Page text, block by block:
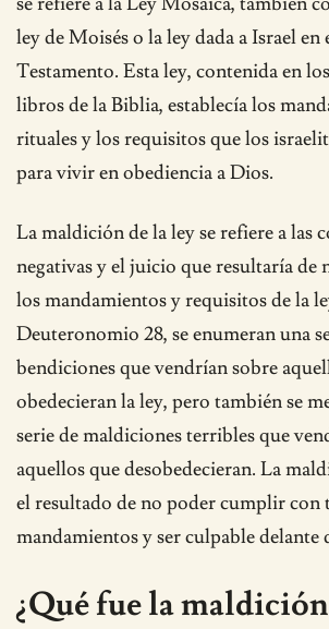
ley de Moisés o la ley dada a Israel
Testamento. Esta ley, contenida en
libros de la Biblia, establecía los
rituales y los requisitos que los
para vivir en obediencia a Dios.
La maldición de la ley se refiere a las
negativas y el juicio que resultaría de
los mandamientos y requisitos de la
Deuteronomio 28, se enumeran una
bendiciones que vendrían sobre
obedecieran la ley, pero también se
serie de maldiciones terribles que
aquellos que desobedecieran. La
el resultado de no poder cumplir con
mandamientos y ser culpable delante
¿Qué fue la